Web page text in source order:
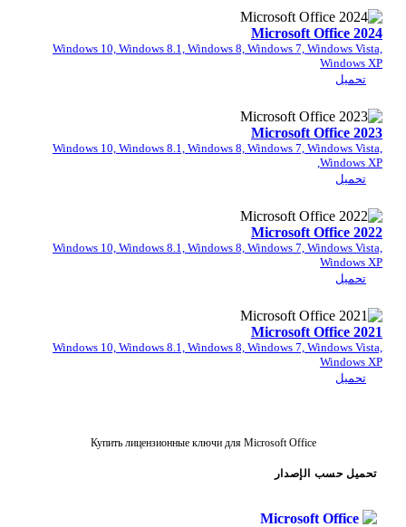
Windows 10, Windows 8.1, Windows 8, Windows
Windows 10, Windows 8.1, Windows 8, Windows
Windows 10, Windows 8.1, Windows 8, Windows
Windows 10, Windows 8.1, Windows 8, Windows
Купить лицензионные ключи для Microsoft